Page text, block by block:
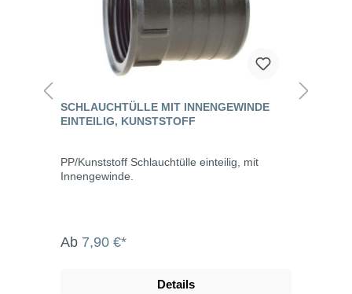
SCHLAUCHTÜLLE MIT INNENGEWINDE
EINTEILIG, KUNSTSTOFF
PP/Kunststoff Schlauchtülle einteilig, mit
Innengewinde.
Ab 7,90 €*
Details